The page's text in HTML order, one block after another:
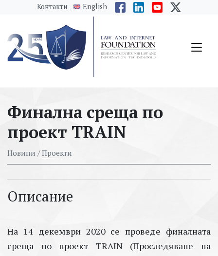
messages.Skip to main content
Контакти English
Финална среща по
проект TRAIN
Новини /Проекти
Описание
На 14 декември 2020 се проведе финалната
среща по проект TRAIN (Проследяване на